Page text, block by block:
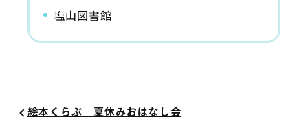
塩山図書館
絵本くらぶ 夏休みおはなし会